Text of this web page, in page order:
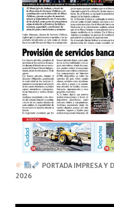
PORTADA IMPRESA Y
2026